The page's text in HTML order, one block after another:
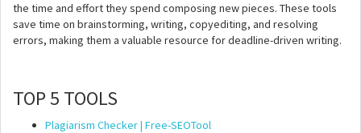
the time and effort they spend composing new pieces. These tools
save time on brainstorming, writing, copyediting, and resolving
errors, making them a valuable resource for deadline-driven writing.
TOP 5 TOOLS
Plagiarism Checker | Free-SEOTool